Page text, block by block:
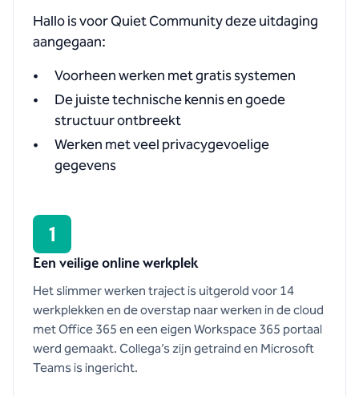
Hallo is voor Quiet Community deze uitdaging
aangegaan:
Voorheen werken met gratis systemen
De juiste technische kennis en goede
structuur ontbreekt
Werken met veel privacygevoelige
gegevens
1
Een veilige online werkplek
Het slimmer werken traject is uitgerold voor 14
werkplekken en de overstap naar werken in de cloud
met Office 365 en een eigen Workspace 365 portaal
werd gemaakt. Collega’s zijn getraind en Microsoft
Teams is ingericht.